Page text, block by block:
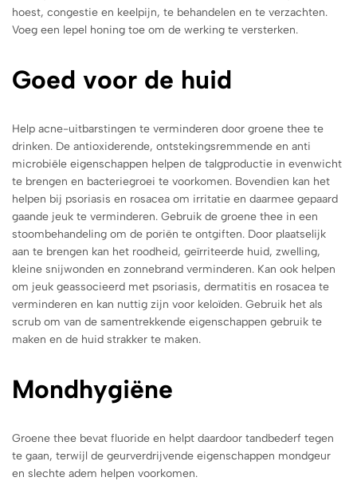
hoest, congestie en keelpijn, te behandelen en te verzachten.
Voeg een lepel honing toe om de werking te versterken.
Goed voor de huid
Help acne-uitbarstingen te verminderen door groene thee te
drinken. De antioxiderende, ontstekingsremmende en anti
microbiële eigenschappen helpen de talgproductie in evenwicht
te brengen en bacteriegroei te voorkomen. Bovendien kan het
helpen bij psoriasis en rosacea om irritatie en daarmee gepaard
gaande jeuk te verminderen. Gebruik de groene thee in een
stoombehandeling om de poriën te ontgiften. Door plaatselijk
aan te brengen kan het roodheid, geïrriteerde huid, zwelling,
kleine snijwonden en zonnebrand verminderen. Kan ook helpen
om jeuk geassocieerd met psoriasis, dermatitis en rosacea te
verminderen en kan nuttig zijn voor keloïden. Gebruik het als
scrub om van de samentrekkende eigenschappen gebruik te
maken en de huid strakker te maken.
Mondhygiëne
Groene thee bevat fluoride en helpt daardoor tandbederf tegen
te gaan, terwijl de geurverdrijvende eigenschappen mondgeur
en slechte adem helpen voorkomen.